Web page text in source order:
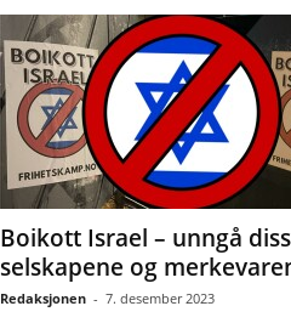
Boikott Israel – unngå
selskapene og
Redaksjonen - 7. desember 2023